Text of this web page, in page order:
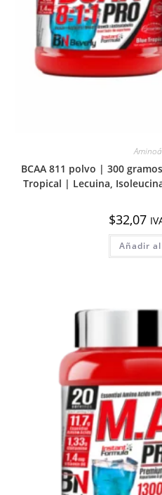
BCAA 811 polvo | 300
Tropical | Lecuina,
$32,07
Añadir